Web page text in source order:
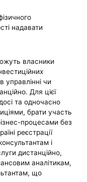
надавати
власники
управлінні чи
Для цієї
та одночасно
брати участь
процесами без
реєстрації
і
дистанційно,
аналітикам,
що